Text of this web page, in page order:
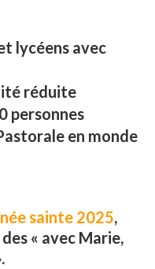
lycéens avec
réduite
personnes
en monde
sainte 2025,
« avec Marie,